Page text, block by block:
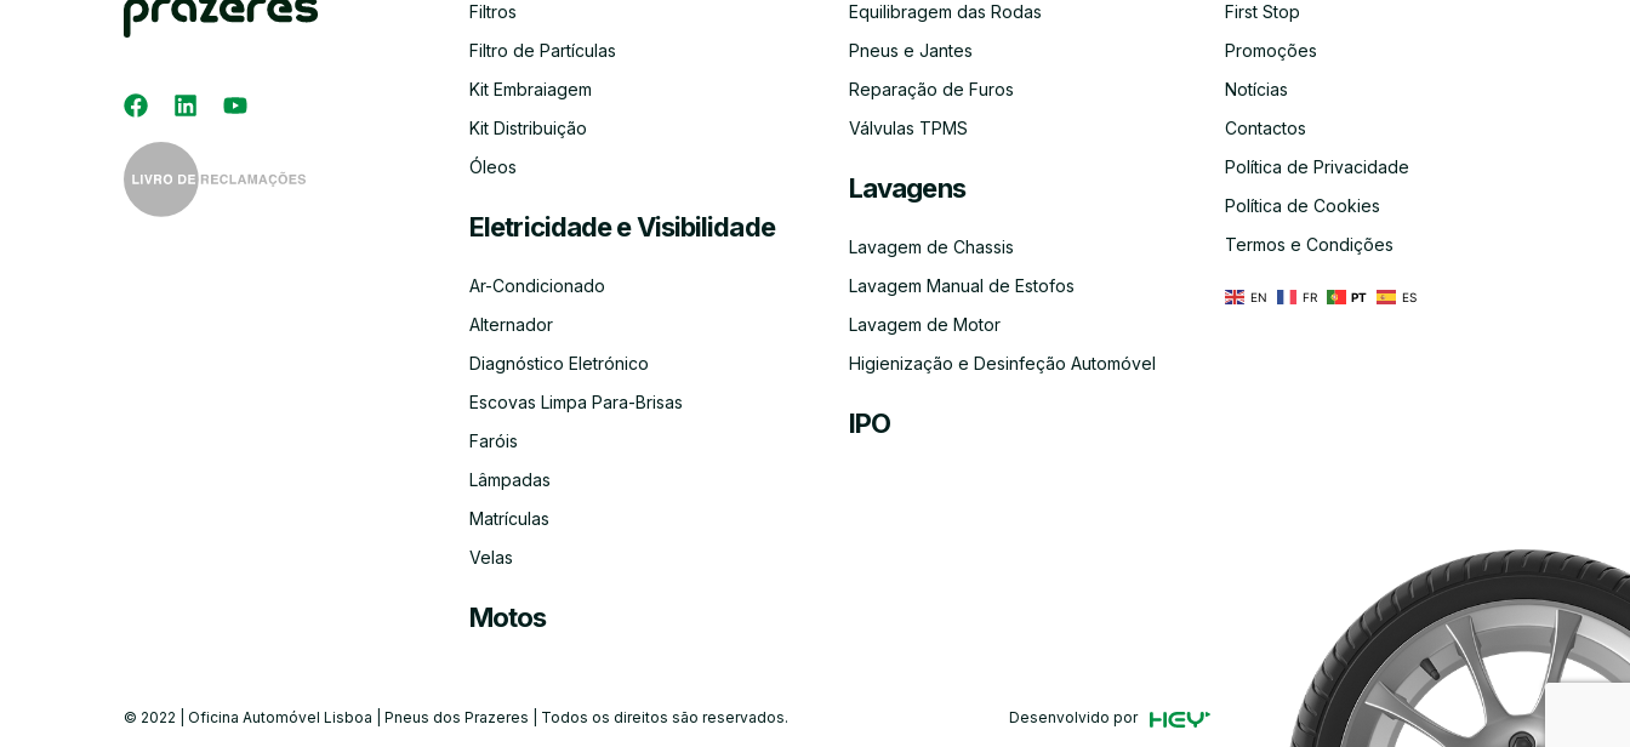
Filtros
Filtro de Partículas
Kit Embraiagem
Kit Distribuição
Óleos
Eletricidade e Visibilidade
Ar-Condicionado
Alternador
Diagnóstico Eletrónico
Escovas Limpa Para-Brisas
Faróis
Lâmpadas
Matrículas
Velas
Motos
Equilibragem das Rodas
Pneus e Jantes
Reparação de Furos
Válvulas TPMS
Lavagens
Lavagem de Chassis
Lavagem Manual de Estofos
Lavagem de Motor
Higienização e Desinfeção Automóvel
IPO
First Stop
Promoções
Notícias
Contactos
Política de Privacidade
Política de Cookies
Termos e Condições
EN FR PT ES
© 2022 | Oficina Automóvel Lisboa | Pneus dos Prazeres | Todos os direitos são reservados. Desenvolvido por
Rádios
AlternadorADBLUELimpeza
do
Circuito
de
Refrigeração
Faróis
Serviço
Recolha
e
Carro
LubrificaçãoInspeção
Automóvel
Escovas
Limpa
Para-
Brisas
Filtros
Emissões
de
Gases
(CO)